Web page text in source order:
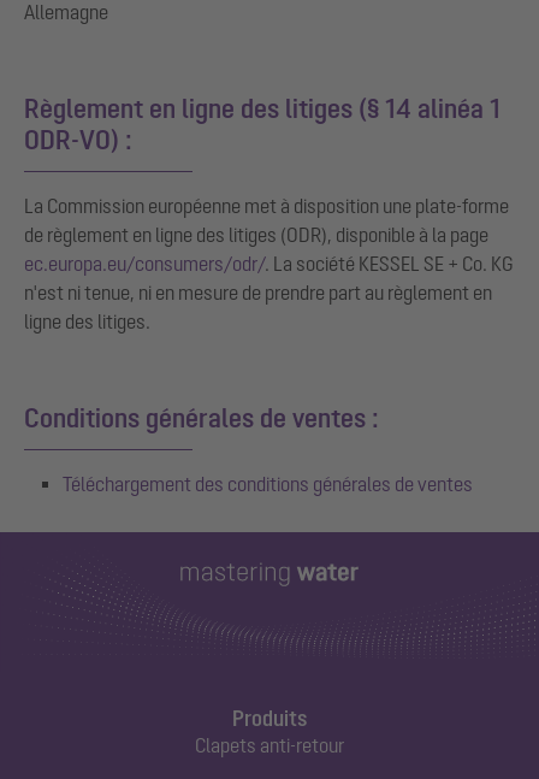
Allemagne
Règlement en ligne des litiges (§ 14 alinéa 1
ODR-VO) :
La Commission européenne met à disposition une plate-forme
de règlement en ligne des litiges (ODR), disponible à la page
ec.europa.eu/consumers/odr/. La société KESSEL SE + Co. KG
n'est ni tenue, ni en mesure de prendre part au règlement en
ligne des litiges.
Conditions générales de ventes :
Téléchargement des conditions générales de ventes
Produits
Clapets anti-retour